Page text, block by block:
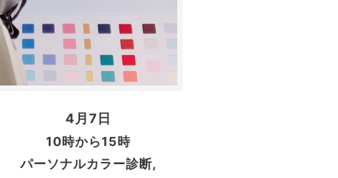
4月7日
10時から15時
パーソナルカラー診断,